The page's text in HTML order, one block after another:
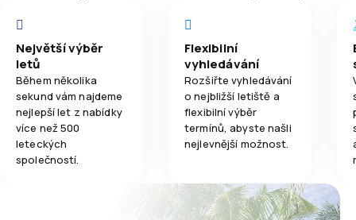
1,0
Komfort cestování 1,0
Přeprava zavazadel 1,0
Jídla 1,0
Komfort
Přeprava
Největší výběr
letů
Během několika
sekund vám najdeme
nejlepší let z nabídky
více než 500
leteckých
společností.
Flexibilní
vyhledávání
Rozšiřte vyhledávání
o nejbližší letiště a
flexibilní výběr
termínů, abyste našli
nejlevnější možnost.